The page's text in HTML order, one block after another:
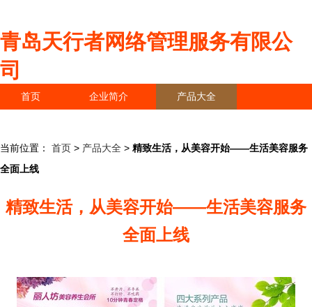
青岛天行者网络管理服务有限公
司
首页 企业简介 产品大全
当前位置： 首页 > 产品大全 > 精致生活，从美容开始——生活美容服务
全面上线
精致生活，从美容开始——生活美容服务
全面上线